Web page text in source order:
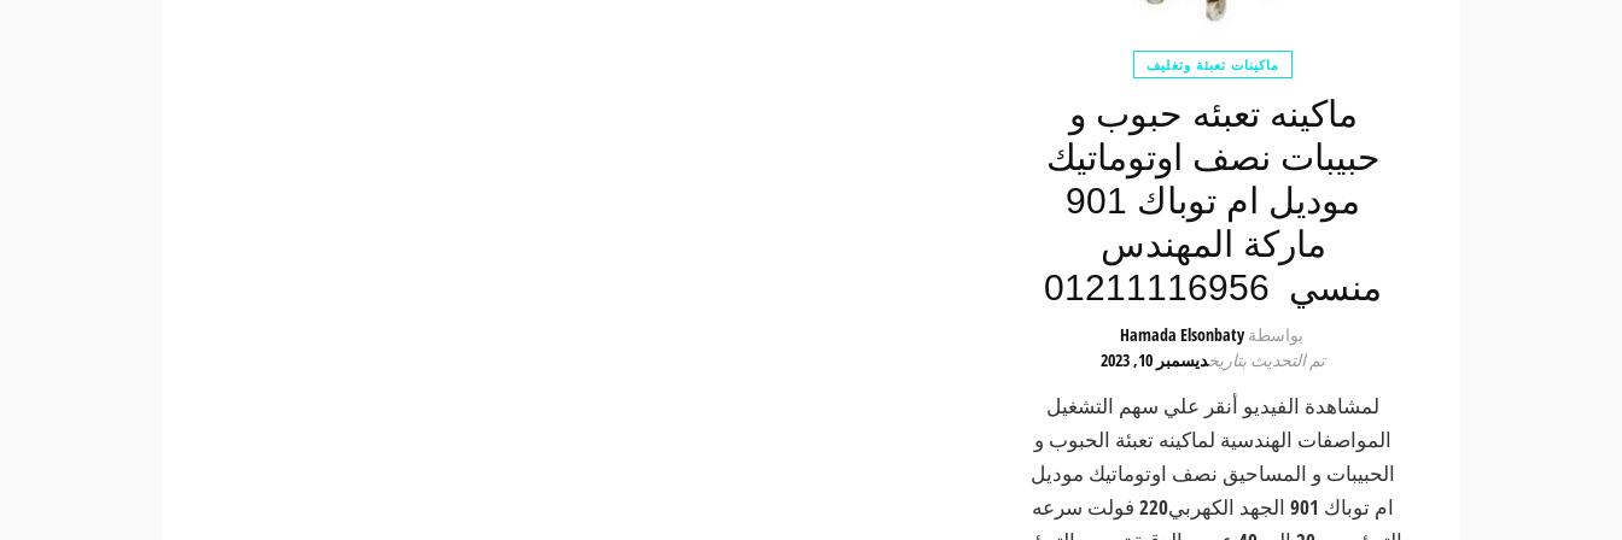
ماكينات تعبئة وتغليف
ماكينه تعبئه حبوب و
حبيبات نصف اوتوماتيك
موديل ام توباك 901
ماركة المهندس
منسي 01211116956
بواسطةHamada Elsonbaty
تم التحديث بتاريخديسمبر 10, 2023
لمشاهدة الفيديو أنقر علي سهم التشغيل
المواصفات الهندسية لماكينه تعبئة الحبوب و
الحبيبات و المساحيق نصف اوتوماتيك موديل
ام توباك 901 الجهد الكهربي220 فولت سرعه